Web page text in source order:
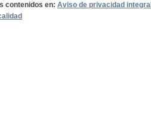
contenidos en: Aviso de privacidad integral